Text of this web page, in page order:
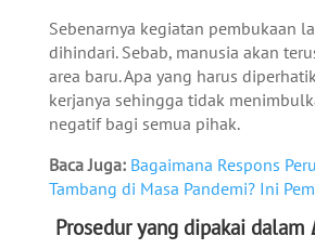
Sebenarnya kegiatan pembukaan
dihindari. Sebab, manusia akan
area baru. Apa yang harus
kerjanya sehingga tidak
negatif bagi semua pihak.
Baca Juga: Bagaimana Respons
Tambang di Masa Pandemi? Ini
Prosedur yang dipakai dalam